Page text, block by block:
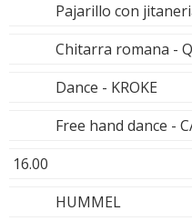
Pajarillo con
Chitarra romana -
Dance - KROKE
Free hand dance -
16.00
HUMMEL